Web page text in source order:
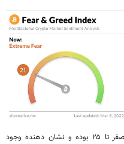
(Extreme Fear) این عبارت مربوط به بازه صفر تا ۲۵ بوده و نشان دهنده وجود